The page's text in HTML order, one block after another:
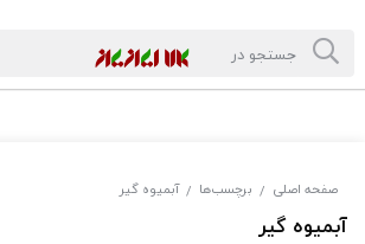
صفحه اصلی / برچسب‌ها / آبمیوه گیر
آبمیوه گیر